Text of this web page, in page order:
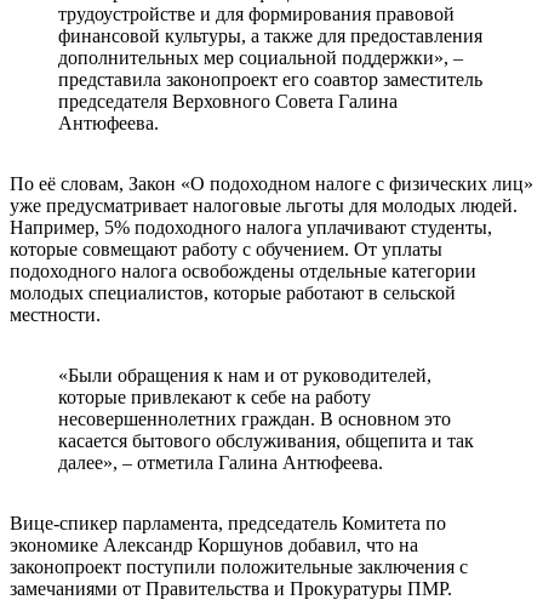
трудоустройстве и для формирования правовой
финансовой культуры, а также для предоставления
дополнительных мер социальной поддержки», –
представила законопроект его соавтор заместитель
председателя Верховного Совета Галина
Антюфеева.
По её словам, Закон «О подоходном налоге с физических лиц»
уже предусматривает налоговые льготы для молодых людей.
Например, 5% подоходного налога уплачивают студенты,
которые совмещают работу с обучением. От уплаты
подоходного налога освобождены отдельные категории
молодых специалистов, которые работают в сельской
местности.
«Были обращения к нам и от руководителей,
которые привлекают к себе на работу
несовершеннолетних граждан. В основном это
касается бытового обслуживания, общепита и так
далее», – отметила Галина Антюфеева.
Вице-спикер парламента, председатель Комитета по
экономике Александр Коршунов добавил, что на
законопроект поступили положительные заключения с
замечаниями от Правительства и Прокуратуры ПМР.